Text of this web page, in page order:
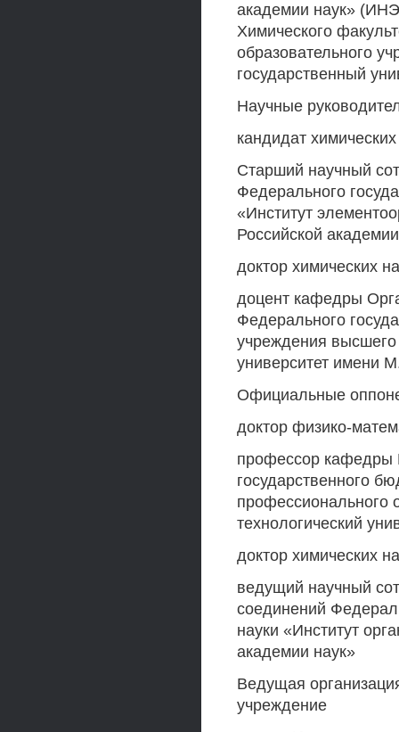
академии наук»
Химического
образовательного
государственный
Научные
кандидат
Старший научный
Федерального
«Институт
Российской
доктор химических
доцент кафедры
Федерального
учреждения высшего
университет имени
Официальные
доктор физико-
профессор кафедры
государственного
профессионального
технологический
доктор химических
ведущий научный
соединений
науки «Институт
академии наук»
Ведущая
учреждение